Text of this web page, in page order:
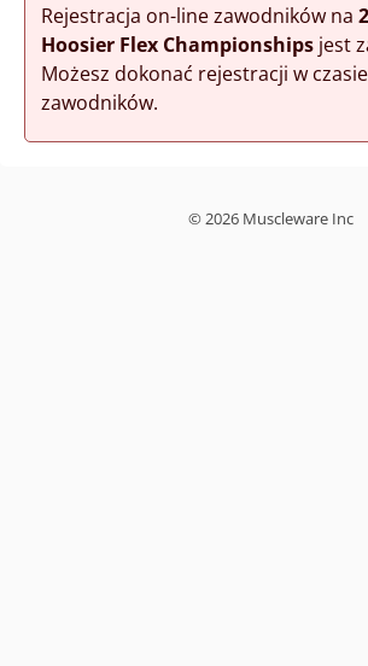
Rejestracja on-line zawodników na
Hoosier Flex Championshipsjest
Możesz dokonać rejestracji w
zawodników.
© 2026 Muscleware Inc